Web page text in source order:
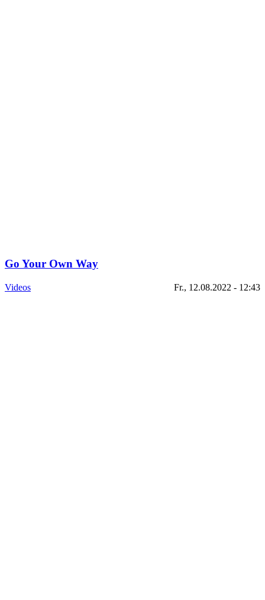
Go Your Own Way
Videos Fr., 12.08.2022 - 12:43